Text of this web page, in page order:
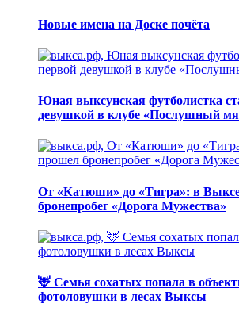
Новые имена на Доске почёта
Юная выксунская футболистка
девушкой в клубе «Послушный
От «Катюши» до «Тигра»: в
бронепробег «Дорога Мужества»
🦌 Семья сохатых попала в
фотоловушки в лесах Выксы